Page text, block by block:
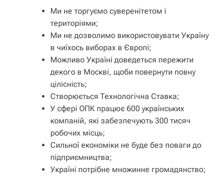
Ми не торгуємо суверенітетом і
територіями;
Ми не дозволимо використовувати Україну
в чиїхось виборах в Європі;
Можливо Україні доведеться пережити
декого в Москві, щоби повернути повну
цілісність;
Створюється Технологічна Ставка;
У сфері ОПК працює 600 українських
компаній, які забезпечують 300 тисяч
робочих місць;
Сильної економіки не буде без поваги до
підприємництва;
Україні потрібне множинне громадянство;